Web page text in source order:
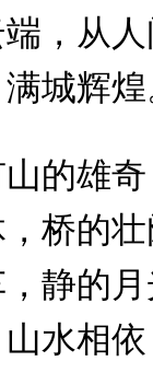
，从人
城辉煌
的雄奇
桥的壮
静的月
水相依